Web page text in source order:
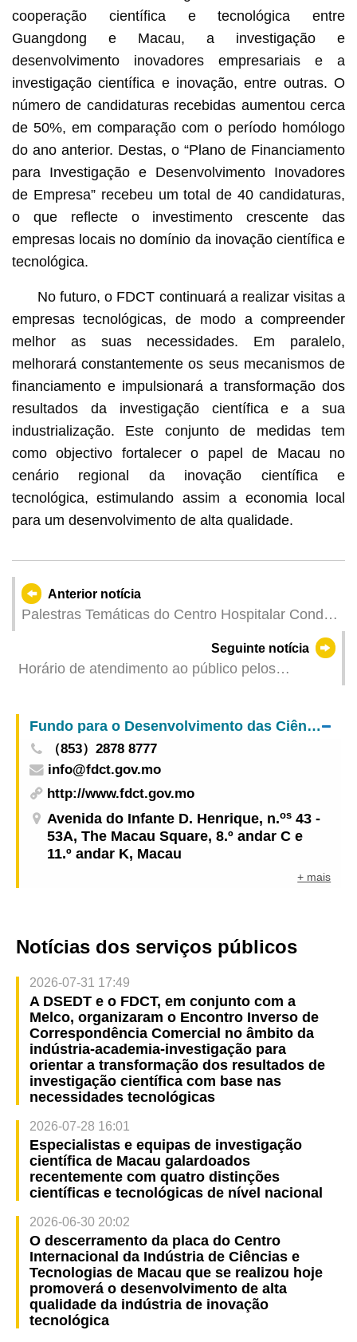
cooperação científica e tecnológica entre
Guangdong e Macau, a investigação e
desenvolvimento inovadores empresariais e a
investigação científica e inovação, entre outras. O
número de candidaturas recebidas aumentou cerca
de 50%, em comparação com o período homólogo
do ano anterior. Destas, o “Plano de Financiamento
para Investigação e Desenvolvimento Inovadores
de Empresa” recebeu um total de 40 candidaturas,
o que reflecte o investimento crescente das
empresas locais no domínio da inovação científica e
tecnológica.
No futuro, o FDCT continuará a realizar visitas a
empresas tecnológicas, de modo a compreender
melhor as suas necessidades. Em paralelo,
melhorará constantemente os seus mecanismos de
financiamento e impulsionará a transformação dos
resultados da investigação científica e a sua
industrialização. Este conjunto de medidas tem
como objectivo fortalecer o papel de Macau no
cenário regional da inovação científica e
tecnológica, estimulando assim a economia local
para um desenvolvimento de alta qualidade.
Anterior notícia
Palestras Temáticas do Centro Hospitalar Conde
Seguinte notícia
Horário de atendimento ao público pelos
Fundo para o Desenvolvimento das Ciências e da Tecnologia
（853）2878 8777
info@fdct.gov.mo
http://www.fdct.gov.mo
Avenida do Infante D. Henrique, n.os 43 -
53A, The Macau Square, 8.º andar C e
11.º andar K, Macau
+ mais
Notícias dos serviços públicos
2026-07-31 17:49
A DSEDT e o FDCT, em conjunto com a
Melco, organizaram o Encontro Inverso de
Correspondência Comercial no âmbito da
indústria-academia-investigação para
orientar a transformação dos resultados de
investigação científica com base nas
necessidades tecnológicas
2026-07-28 16:01
Especialistas e equipas de investigação
científica de Macau galardoados
recentemente com quatro distinções
científicas e tecnológicas de nível nacional
2026-06-30 20:02
O descerramento da placa do Centro
Internacional da Indústria de Ciências e
Tecnologias de Macau que se realizou hoje
promoverá o desenvolvimento de alta
qualidade da indústria de inovação
tecnológica